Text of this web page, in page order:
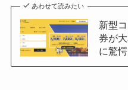
あわせて読みたい
新型
券が
に驚愕